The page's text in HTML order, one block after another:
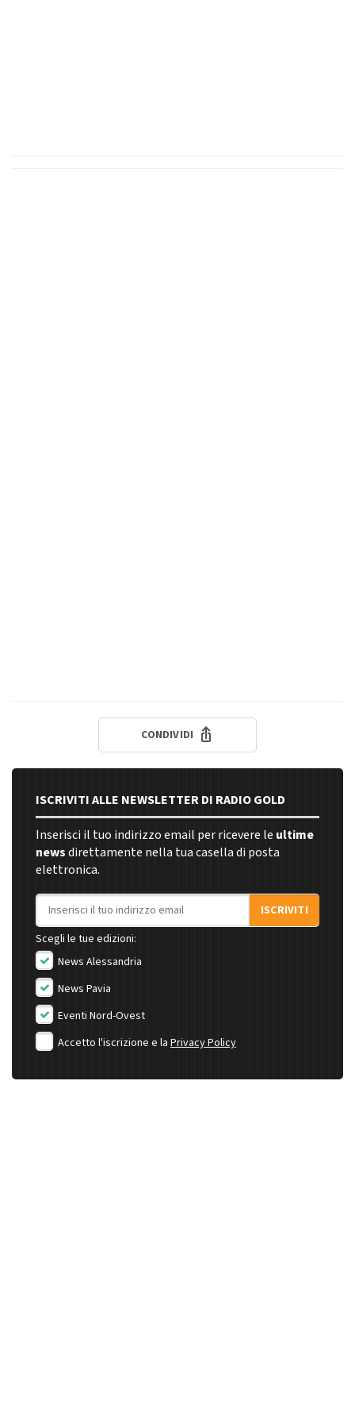
CONDIVIDI
ISCRIVITI ALLE NEWSLETTER DI RADIO GOLD
Inserisci il tuo indirizzo email per ricevere le ultime
newsdirettamente nella tua casella di posta
elettronica.
Indirizzo email
ISCRIVITI
Scegli le tue edizioni:
News Alessandria
News Pavia
Eventi Nord-Ovest
Accetto l'iscrizione e la Privacy Policy